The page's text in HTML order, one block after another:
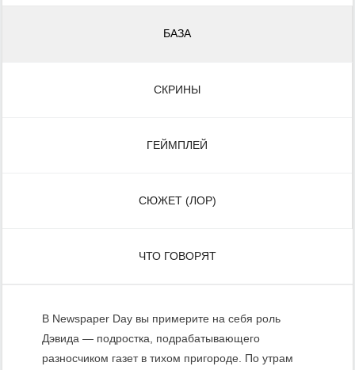
БАЗА
СКРИНЫ
ГЕЙМПЛЕЙ
СЮЖЕТ (ЛОР)
ЧТО ГОВОРЯТ
В Newspaper Day вы примерите на себя роль
Дэвида — подростка, подрабатывающего
разносчиком газет в тихом пригороде. По утрам